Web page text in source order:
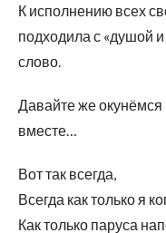
К исполнению всех
подходила с «душой
слово.
Давайте же
вместе…
Вот так всегда,
Всегда как только я
Как только паруса